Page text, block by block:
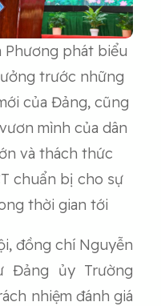
phát biểu
trước những
của Đảng, cũng
mình của dân
và thách thức
chuẩn bị cho sự
thời gian tới
đồng chí Nguyễn
Đảng ủy Trường
nhiệm đánh giá